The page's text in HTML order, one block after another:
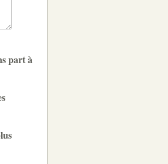
part à